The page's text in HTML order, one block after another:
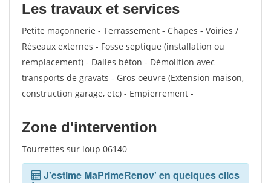
Les travaux et services
Petite maçonnerie - Terrassement - Chapes - Voiries /
Réseaux externes - Fosse septique (installation ou
remplacement) - Dalles béton - Démolition avec
transports de gravats - Gros oeuvre (Extension maison,
construction garage, etc) - Empierrement -
Zone d'intervention
Tourrettes sur loup 06140